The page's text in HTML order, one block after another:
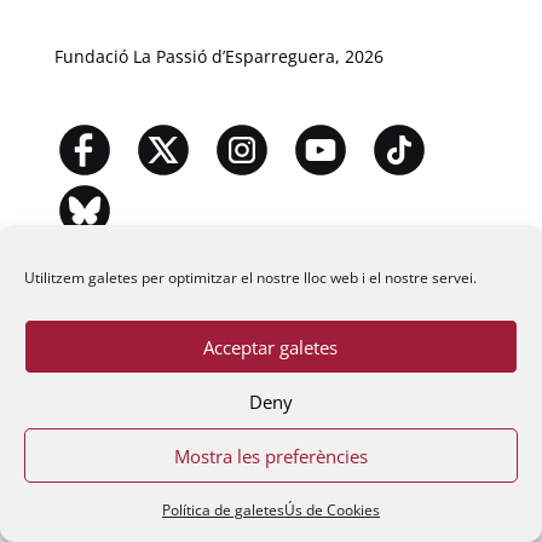
Utilitzem galetes per optimitzar el nostre lloc web i el nostre servei.
Acceptar galetes
Deny
Mostra les preferències
Política de galetesÚs de Cookies
Fundació La Passió d’Esparreguera, 2026